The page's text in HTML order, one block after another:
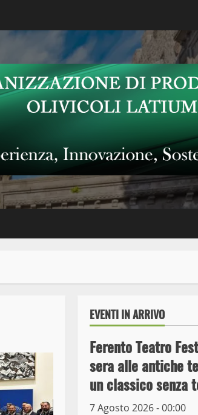
EVENTI IN ARRIVO
Ferento Teatro
sera alle antiche
un classico senza
7 Agosto 2026 - 00:00